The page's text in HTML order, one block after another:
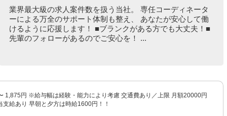
業界最大級の求人案件数を扱う当社。 専任コーディネータ
ーによる万全のサポート体制も整え、 あなたが安心して働
けるように応援します！ ■ブランクがある方でも大丈夫！■
先輩のフォローがあるのでご安心を！ ...
1,875円 ※給与幅は経験・能力により考慮 交通費あり／上限 月額20000円
給あり 早朝と夕方は時給1600円！！